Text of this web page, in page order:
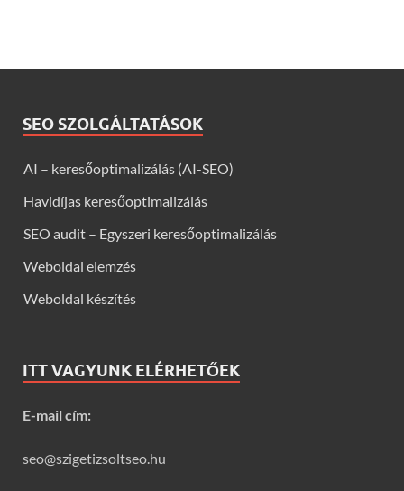
SEO SZOLGÁLTATÁSOK
AI – keresőoptimalizálás (AI-SEO)
Havidíjas keresőoptimalizálás
SEO audit – Egyszeri keresőoptimalizálás
Weboldal elemzés
Weboldal készítés
ITT VAGYUNK ELÉRHETŐEK
E-mail cím:
seo@szigetizsoltseo.hu